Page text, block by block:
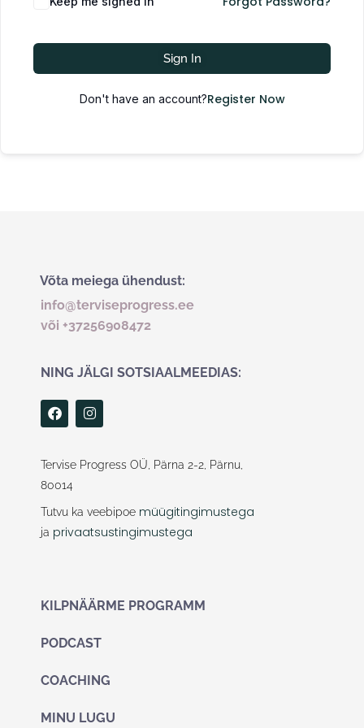
Sign In
Don't have an account?Register Now
Võta meiega ühendust:
info@terviseprogress.ee
või +37256908472
NING JÄLGI SOTSIAALMEEDIAS:
F
a
c
b
o
o
I
n
s
a
g
m
Tervise Progress OÜ, Pärna 2-2, Pärnu,
80014
Tutvu ka veebipoe müügitingimustega
ja privaatsustingimustega
KILPNÄÄRME PROGRAMM
PODCAST
COACHING
MINU LUGU